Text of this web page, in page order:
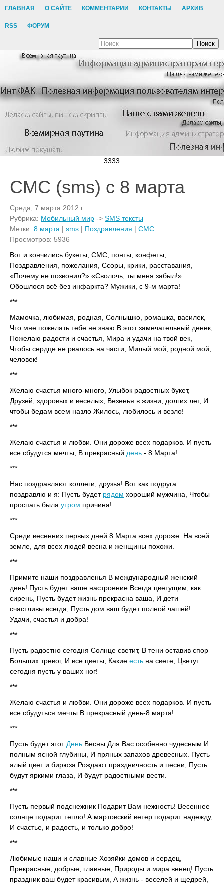
ГЛАВНАЯ О САЙТЕ КОММЕНТАРИИ КОНТАКТЫ АРХИВ
RSS ФОРУМ
Поиск
3333
СМС (sms) с 8 марта
Среда, 7 марта 2012 г.
Рубрика: Мобильный мир -> SMS тексты
Метки: 8 марта | sms | Поздравления | СМС
Просмотров: 5936
Вот и кончились букеты, СМС, понты, конфеты,
Поздравления, пожелания, Ссоры, крики, расставания,
«Почему не позвонил?» «Сволочь, ты меня забыл!»
Обошлося всё без инфаркта? Мужики, с 9-м марта!
***
Мамочка, любимая, родная, Солнышко, ромашка, василек,
Что мне пожелать тебе не знаю В этот замечательный денек,
Пожелаю радости и счастья, Мира и удачи на твой век,
Чтобы сердце не рвалось на части, Милый мой, родной мой,
человек!
***
Желаю счастья много-много, Улыбок радостных букет,
Друзей, здоровых и веселых, Везенья в жизни, долгих лет, И
чтобы бедам всем назло Жилось, любилось и везло!
***
Желаю счастья и любви. Они дороже всех подарков. И пусть
все сбудутся мечты, В прекрасный день - 8 Марта!
***
Нас поздравляют коллеги, друзья! Вот как подруга
поздравлю и я: Пусть будет рядом хороший мужчина, Чтобы
проспать была утром причина!
***
Среди весенних первых дней 8 Марта всех дороже. На всей
земле, для всех людей весна и женщины похожи.
***
Примите наши поздравленья В международный женский
день! Пусть будет ваше настроение Всегда цветущим, как
сирень, Пусть будет жизнь прекрасна ваша, И дети
счастливы всегда, Пусть дом ваш будет полной чашей!
Удачи, счастья и добра!
***
Пусть радостно сегодня Солнце светит, В тени оставив спор
Больших тревог, И все цветы, Какие есть на свете, Цветут
сегодня пусть у ваших ног!
***
Желаю счастья и любви. Они дороже всех подарков. И пусть
все сбудуться мечты В прекрасный день-8 марта!
***
Пусть будет этот День Весны Для Вас особенно чудесным И
полным ясной глубины, И пряных запахов древесных. Пусть
алый цвет и бирюза Рождают праздничность и песни, Пусть
будут яркими глаза, И будут радостными вести.
***
Пусть первый подснежник Подарит Вам нежность! Весеннее
солнце подарит тепло! А мартовский ветер подарит надежду,
И счастье, и радость, и только добро!
***
Любимые наши и славные Хозяйки домов и сердец,
Прекрасные, добрые, главные, Природы и мира венец! Пусть
праздник ваш будет красивым, А жизнь - веселей и щедрей,